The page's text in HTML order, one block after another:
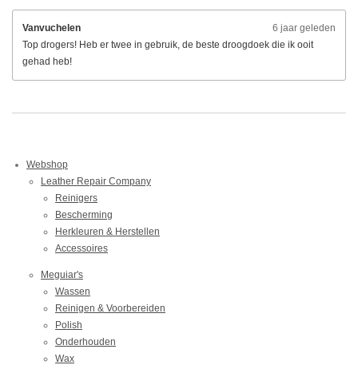
Vanvuchelen
6 jaar geleden
Top drogers! Heb er twee in gebruik, de beste droogdoek die ik ooit
gehad heb!
Webshop
Leather Repair Company
Reinigers
Bescherming
Herkleuren & Herstellen
Accessoires
Meguiar's
Wassen
Reinigen & Voorbereiden
Polish
Onderhouden
Wax